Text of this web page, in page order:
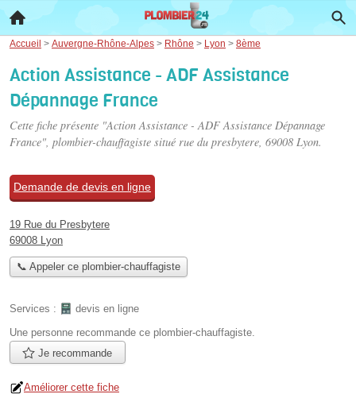
Accueil > Auvergne-Rhône-Alpes > Rhône > Lyon > 8ème
Action Assistance - ADF Assistance
Dépannage France
Cette fiche présente "Action Assistance - ADF Assistance Dépannage
France", plombier-chauffagiste situé rue du presbytere, 69008 Lyon.
Demande de devis en ligne
19 Rue du Presbytere
69008 Lyon
📞 Appeler ce plombier-chauffagiste
Services :
devis en ligne
Une personne recommande ce plombier-chauffagiste.
Je recommande
Améliorer cette fiche